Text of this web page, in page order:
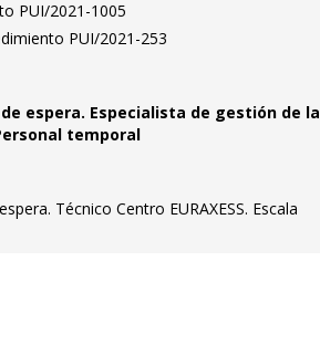
PUI/2021-1005
PUI/2021-253
espera. Especialista de gestión de la
temporal
Técnico Centro EURAXESS. Escala